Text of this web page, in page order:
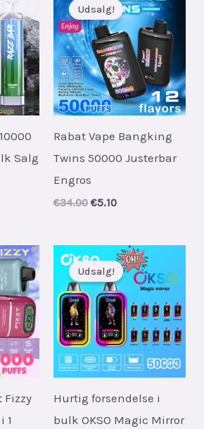
Salg
Udsalg!
Rabat Vape Bangking
Twins 50000 Justerbar
Engros
€34.00 Original
€34.00.
€5.10Current
€5.10.
Fizzy
1
Udsalg!
Hurtig forsendelse i
bulk OKSO Magic Mirror